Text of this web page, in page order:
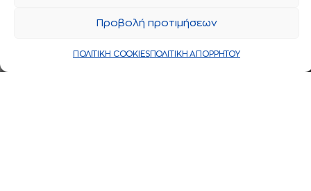
Προβολή προτιμήσεων
ΠΟΛΙΤΙΚΗ COOKIESΠΟΛΙΤΙΚΗ ΑΠΟΡΡΗΤΟΥ